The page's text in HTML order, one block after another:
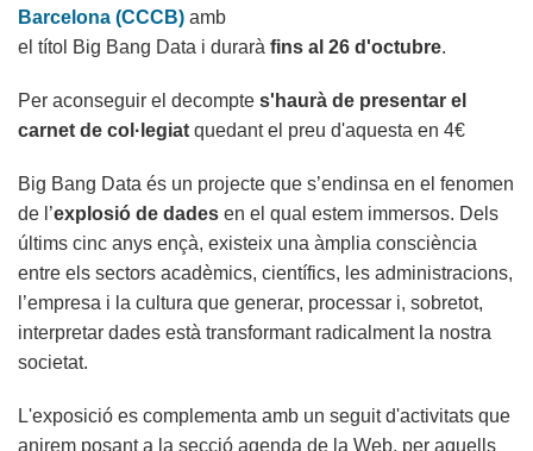
Barcelona (CCCB) amb
el títol Big Bang Data i durarà fins al 26 d'octubre.
Per aconseguir el decompte s'haurà de presentar el
carnet de col·legiat quedant el preu d'aquesta en 4€
Big Bang Data és un projecte que s’endinsa en el fenomen
de l’explosió de dades en el qual estem immersos. Dels
últims cinc anys ençà, existeix una àmplia consciència
entre els sectors acadèmics, científics, les administracions,
l’empresa i la cultura que generar, processar i, sobretot,
interpretar dades està transformant radicalment la nostra
societat.
L'exposició es complementa amb un seguit d'activitats que
anirem posant a la secció agenda de la Web, per aquells